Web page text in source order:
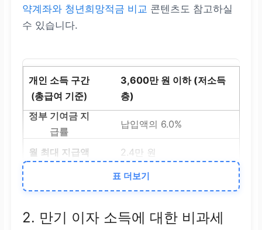
약계좌와 청년희망적금 비교 콘텐츠도 참고하실
수 있습니다.
3,600만 원 이하 (저소득
층)
납입액의 6.0%
2.4만 원
144만 원
4,800만 원 이하 (중소득
표 더보기
2. 만기 이자 소득에 대한 비과세